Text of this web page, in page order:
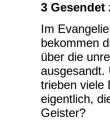
3
Im
bekommen
über die
ausgesandt.
trieben viele
eigentlich,
Geister?